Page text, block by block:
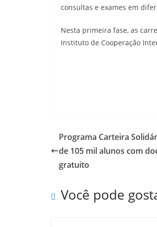
consultas e exames em
Nesta primeira fase, as
Instituto de Cooperação
Programa Carteira
de 105 mil alunos com
gratuito
Você pode